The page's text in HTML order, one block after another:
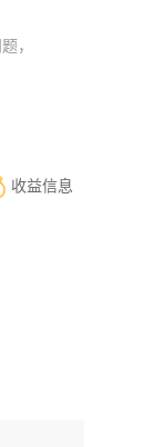
，
收益信息